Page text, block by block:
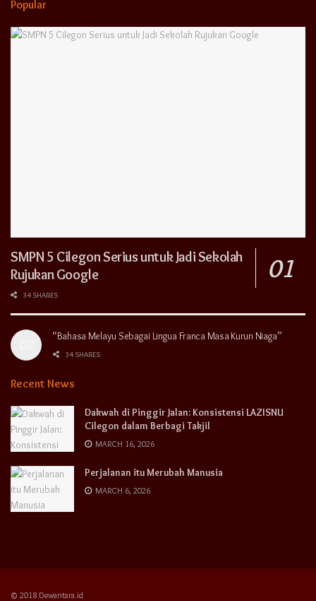
Popular
SMPN 5 Cilegon Serius untuk Jadi Sekolah
Rujukan Google
34 SHARES
“Bahasa Melayu Sebagai Lingua Franca Masa Kurun Niaga”
34 SHARES
Recent News
Dakwah di Pinggir Jalan: Konsistensi LAZISNU
Cilegon dalam Berbagi Takjil
MARCH 16, 2026
Perjalanan itu Merubah Manusia
MARCH 6, 2026
© 2018 Dewantara.id